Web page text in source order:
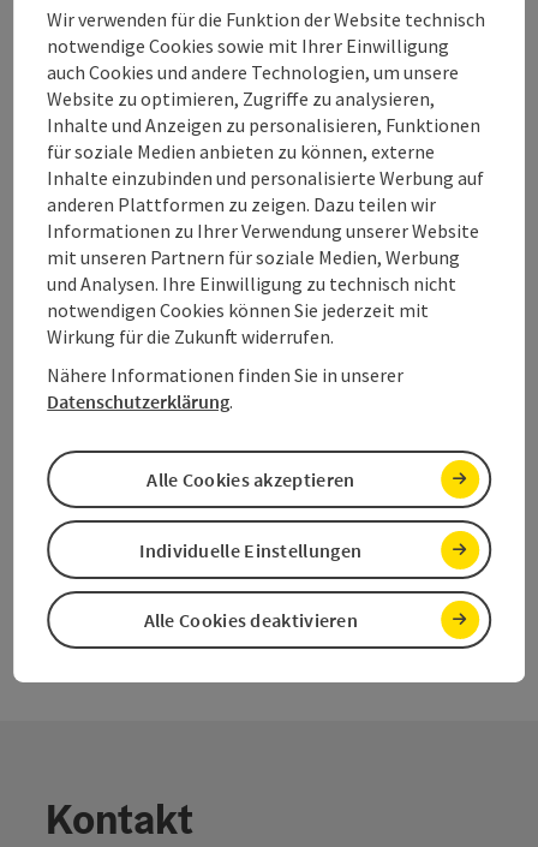
Beitrag merken: Koppenwinkelloipe Obertraun
Koppenwinkelloipe Obertraun
StartortObertraun
Loipe
Dauer: 1h 7m
Länge: 4 km
Höhenmeter aufsteigend: 73 m
Schwierigkeit:
Leicht
Kondition:
Leicht
Panorama:
Einzelne Ausblicke
Seite zurück 1 2 3
Kontakt
Wir verwenden für die Funktion der Website technisch
notwendige Cookies sowie mit Ihrer Einwilligung
auch Cookies und andere Technologien, um unsere
Website zu optimieren, Zugriffe zu analysieren,
Inhalte und Anzeigen zu personalisieren, Funktionen
für soziale Medien anbieten zu können, externe
Inhalte einzubinden und personalisierte Werbung auf
anderen Plattformen zu zeigen. Dazu teilen wir
Informationen zu Ihrer Verwendung unserer Website
mit unseren Partnern für soziale Medien, Werbung
und Analysen. Ihre Einwilligung zu technisch nicht
notwendigen Cookies können Sie jederzeit mit
Wirkung für die Zukunft widerrufen.
Nähere Informationen finden Sie in unserer
Datenschutzerklärung.
Alle Cookies deaktivieren
Individuelle Einstellungen
Alle Cookies akzeptieren